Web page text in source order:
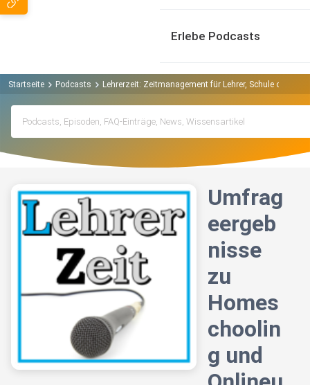
Erlebe Podcasts
Startseite Podcasts Lehrerzeit: Zeitmanagement für Lehrer, Schule ohne
Umfrag
eergeb
nisse
zu
Homes
choolin
g und